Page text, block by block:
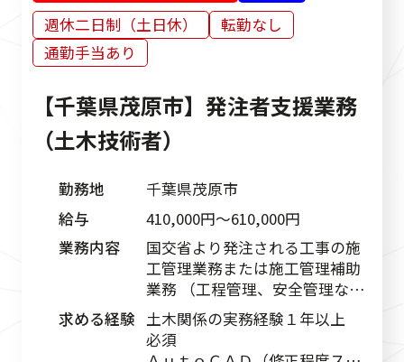
週休二日制（土日休）
転勤なし
通勤手当あり
【千葉県茂原市】発注者支援業務
（土木技術者）
勤務地
千葉県茂原市
給与
410,000円〜610,000円
業務内容
国交省より発注される工事の施
工管理業務または施工管理補助
業務 （工程管理、安全管理な
ど）
求める経験
土木関係の実務経験１年以上
必須